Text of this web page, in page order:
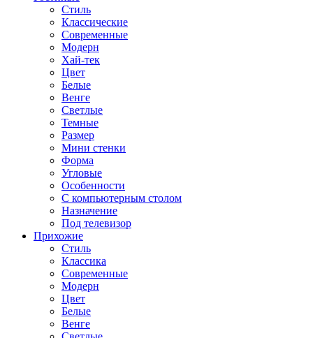
Стиль
Классические
Современные
Модерн
Хай-тек
Цвет
Белые
Венге
Светлые
Темные
Размер
Мини стенки
Форма
Угловые
Особенности
С компьютерным столом
Назначение
Под телевизор
Прихожие
Стиль
Классика
Современные
Модерн
Цвет
Белые
Венге